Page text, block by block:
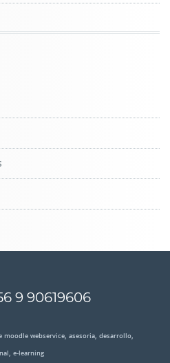
9 90619606
moodle webservice, asesoria, desarrollo,
e-learning